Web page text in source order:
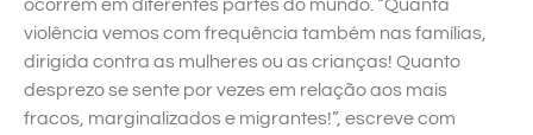
ocorrem em diferentes partes do mundo. “Quanta
violência vemos com frequência também nas famílias,
dirigida contra as mulheres ou as crianças! Quanto
desprezo se sente por vezes em relação aos mais
fracos, marginalizados e migrantes!”, escreve com